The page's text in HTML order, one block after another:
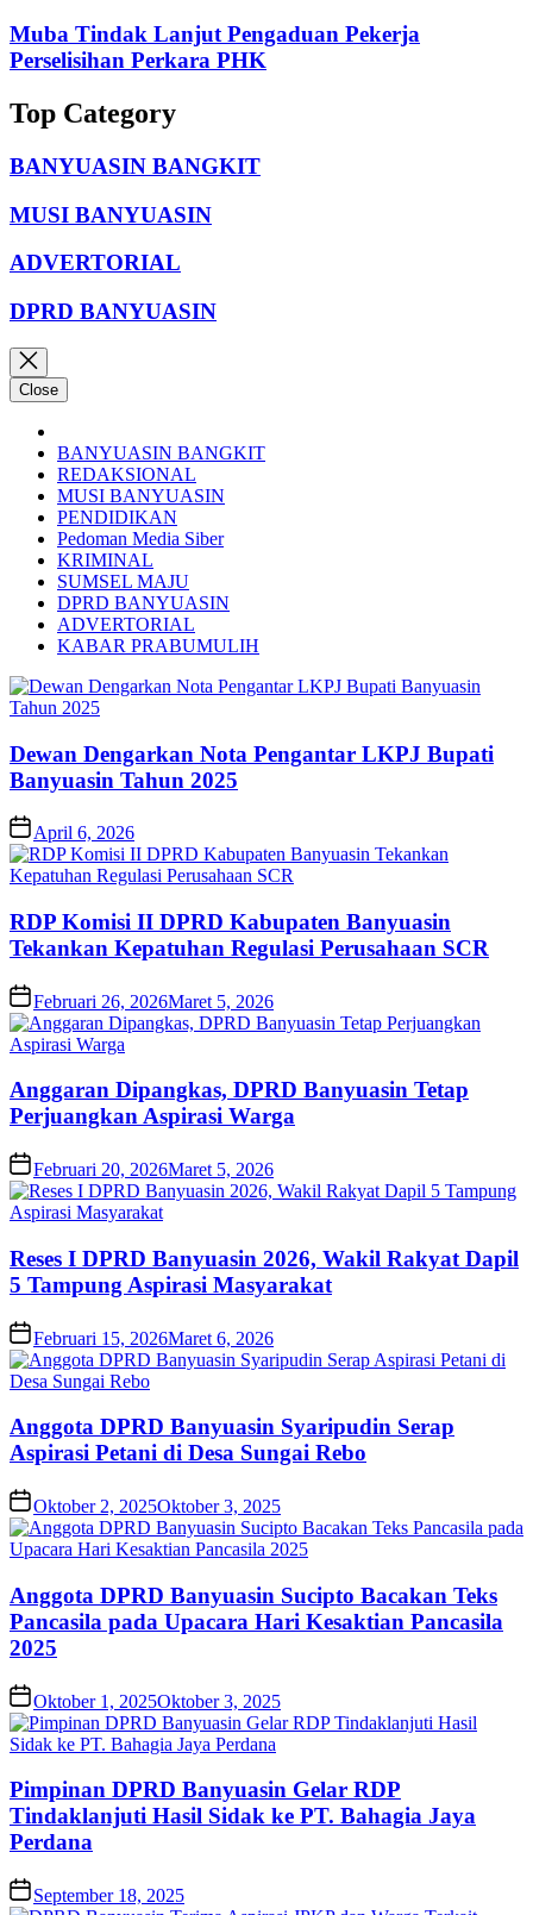
Muba Tindak Lanjut Pengaduan Pekerja
Perselisihan Perkara PHK
Top Category
BANYUASIN BANGKIT
MUSI BANYUASIN
ADVERTORIAL
DPRD BANYUASIN
Close
BANYUASIN BANGKIT
REDAKSIONAL
MUSI BANYUASIN
PENDIDIKAN
Pedoman Media Siber
KRIMINAL
SUMSEL MAJU
DPRD BANYUASIN
ADVERTORIAL
KABAR PRABUMULIH
Dewan Dengarkan Nota Pengantar LKPJ Bupati
Banyuasin Tahun 2025
April 6, 2026
RDP Komisi II DPRD Kabupaten Banyuasin
Tekankan Kepatuhan Regulasi Perusahaan SCR
Februari 26, 2026Maret 5, 2026
Anggaran Dipangkas, DPRD Banyuasin Tetap
Perjuangkan Aspirasi Warga
Februari 20, 2026Maret 5, 2026
Reses I DPRD Banyuasin 2026, Wakil Rakyat Dapil
5 Tampung Aspirasi Masyarakat
Februari 15, 2026Maret 6, 2026
Anggota DPRD Banyuasin Syaripudin Serap
Aspirasi Petani di Desa Sungai Rebo
Oktober 2, 2025Oktober 3, 2025
Anggota DPRD Banyuasin Sucipto Bacakan Teks
Pancasila pada Upacara Hari Kesaktian Pancasila
2025
Oktober 1, 2025Oktober 3, 2025
Pimpinan DPRD Banyuasin Gelar RDP
Tindaklanjuti Hasil Sidak ke PT. Bahagia Jaya
Perdana
September 18, 2025